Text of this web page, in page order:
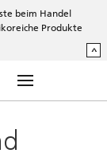
beim Handel
Produkte
^